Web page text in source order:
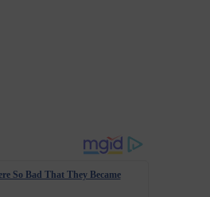
So Bad That They Became